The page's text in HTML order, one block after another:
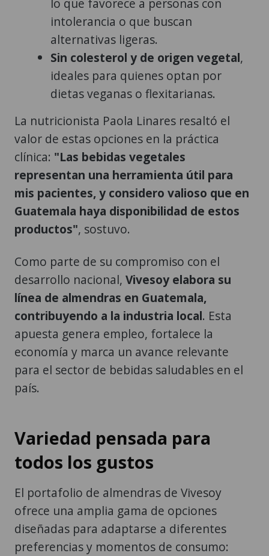
lo que favorece a personas con
intolerancia o que buscan
alternativas ligeras.
Sin colesterol y de origen vegetal,
ideales para quienes optan por
dietas veganas o flexitarianas.
La nutricionista Paola Linares resaltó el
valor de estas opciones en la práctica
clínica: "Las bebidas vegetales
representan una herramienta útil para
mis pacientes, y considero valioso que en
Guatemala haya disponibilidad de estos
productos", sostuvo.
Como parte de su compromiso con el
desarrollo nacional, Vivesoy elabora su
línea de almendras en Guatemala,
contribuyendo a la industria local. Esta
apuesta genera empleo, fortalece la
economía y marca un avance relevante
para el sector de bebidas saludables en el
país.
Variedad pensada para
todos los gustos
El portafolio de almendras de Vivesoy
ofrece una amplia gama de opciones
diseñadas para adaptarse a diferentes
preferencias y momentos de consumo: